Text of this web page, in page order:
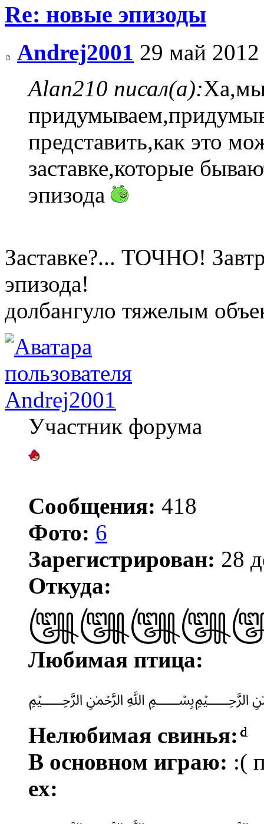
Re: новые эпизоды
Andrej2001 29 май
Alan210 писал(а):
представить,как это
заставке,которые
эпизода
Заставке?... ТОЧНО!
эпизода!
долбангуло тяжелым
Andrej2001
Участник форума
Сообщения: 418
Фото: 6
Зарегистрирован: 28
Откуда:
Любимая птица:
Нелюбимая свинья:ͩͩͩͩͩͩͩͩͩͩͩͩͩͩͩͩͩͩͩͩͩͩͩͩͩͩͩͩͩͩ
В основном играю: :(
ex: